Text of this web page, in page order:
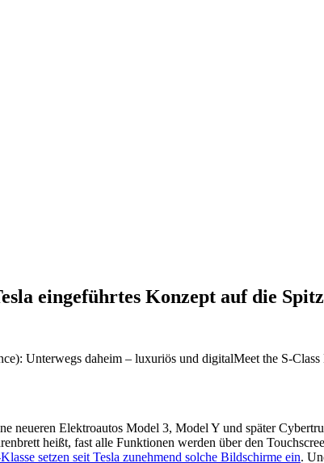
eingeführtes Konzept auf die
neueren Elektroautos Model 3, Model Y und später
heißt, fast alle Funktionen werden über den
setzen seit Tesla zunehmend solche Bildschirme ein.